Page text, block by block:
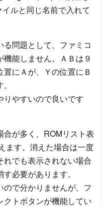
ルと同じ名前で入れて
問題として、ファミコ
能しません。ＡＢは９
置にＡが、Ｙの位置にＢ
りやすいので良いです
が多く、ROMリスト表
ます。消えた場合は一度
れでも表示されない場合
必要があります。
ので分かりませんが、フ
クトボタンが機能してい